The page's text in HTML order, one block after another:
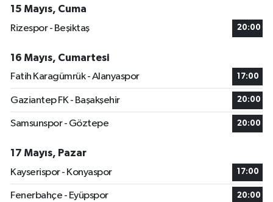
15 Mayıs, Cuma
Rizespor - Beşiktaş
20:00
16 Mayıs, Cumartesi
Fatih Karagümrük - Alanyaspor
17:00
Gaziantep FK - Başakşehir 20:00
Samsunspor - Göztepe 20:00
17 Mayıs, Pazar
Kayserispor - Konyaspor
17:00
Fenerbahçe - Eyüpspor 20:00